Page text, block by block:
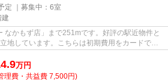
定 ｜募集中： 6室
建
なかもず店」まで251mです。好評の駅近物件と
地しています。こちらは初期費用をカードでお
万円
理費・共益費 7,500円)